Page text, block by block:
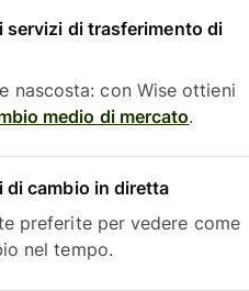
servizi di trasferimento di
nascosta: con Wise ottieni
medio di mercato.
di cambio in diretta
preferite per vedere come
nel tempo.